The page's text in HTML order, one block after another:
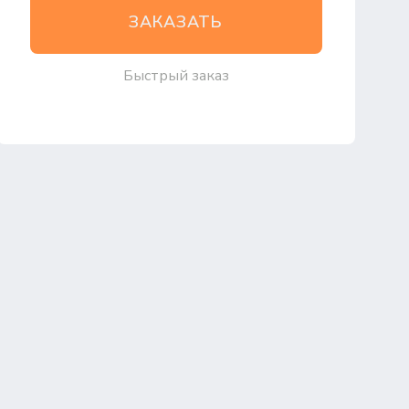
ЗАКАЗАТЬ
Быстрый заказ